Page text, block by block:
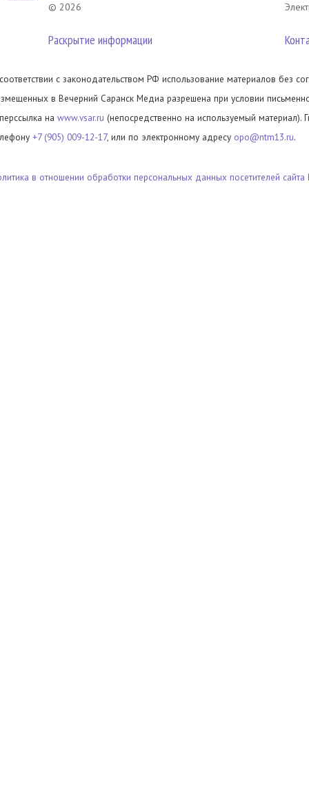
© 2026
Раскрытие информации
с законодательством РФ использование материалов без
в Вечерний Саранск Медиа разрешена при условии
на www.vsar.ru (непосредственно на используемый материал).
+7 (905) 009-12-17, или по электронному адресу opo@ntm13.ru.
в отношении обработки персональных данных посетителей